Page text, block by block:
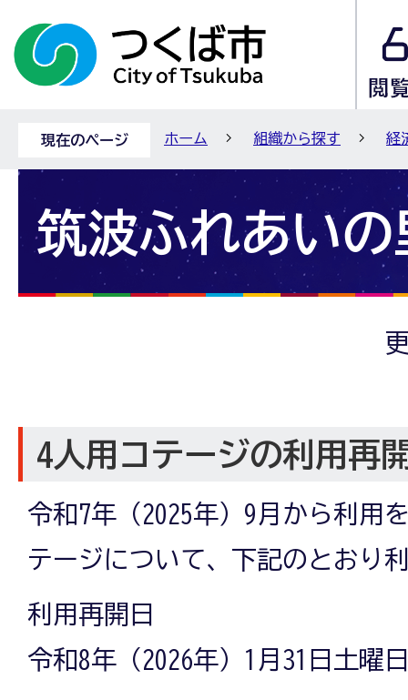
現在のページ ホーム 組織から探す 経
筑波ふれあいの
4人用コテージの利用再
令和7年（2025年）9月から利用
テージについて、下記のとおり
利用再開日
令和8年（2026年）1月31日土曜